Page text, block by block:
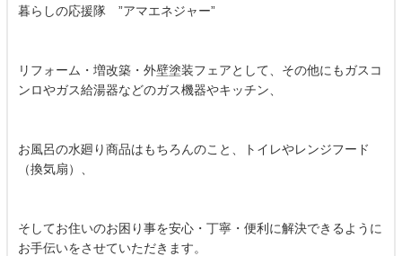
暮らしの応援隊 ”アマエネジャー”
リフォーム・増改築・外壁塗装フェアとして、その他にもガスコ
ンロやガス給湯器などのガス機器やキッチン、
お風呂の水廻り商品はもちろんのこと、トイレやレンジフード
（換気扇）、
そしてお住いのお困り事を安心・丁寧・便利に解決できるように
お手伝いをさせていただきます。